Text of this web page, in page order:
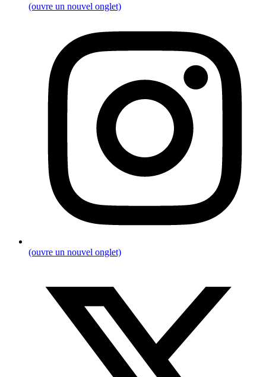
(ouvre un nouvel onglet)
(ouvre un nouvel onglet)